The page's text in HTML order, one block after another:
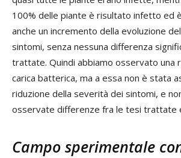
100% delle piante è risultato infetto ed
anche un incremento della evoluzione
sintomi, senza nessuna differenza
trattate. Quindi abbiamo osservato una
carica batterica, ma a essa non è stata
riduzione della severità dei sintomi, e
osservate differenze fra le tesi trattate
Campo sperimentale